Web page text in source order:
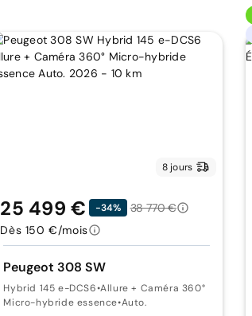
8 jours
Peugeot 308 SW
Hybrid 145 e-DCS6•Allure + Caméra 360°
Micro-hybride essence•Auto.
25 499 € -34%
38 770 €
Dès 150 €/mois